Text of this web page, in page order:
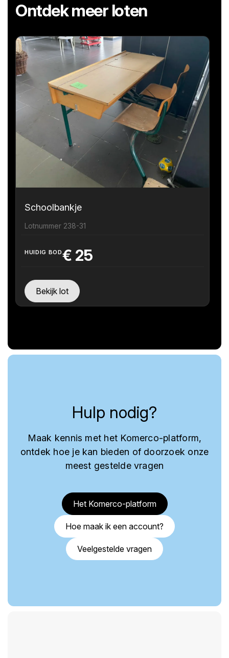
Ontdek meer loten
Schoolbankje
Lotnummer 238-31
HUIDIG BOD€ 25
Bekijk lot
Hulp nodig?
Maak kennis met het Komerco-platform,
ontdek hoe je kan bieden of doorzoek onze
meest gestelde vragen
Het Komerco-platform
Hoe maak ik een account?
Veelgestelde vragen